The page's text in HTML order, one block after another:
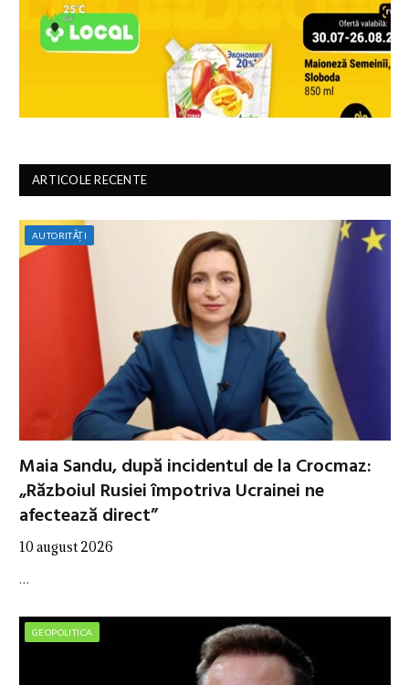
ARTICOLE RECENTE
AUTORITĂȚI
Maia Sandu, după incidentul de la Crocmaz:
„Războiul Rusiei împotriva Ucrainei ne
afectează direct”
10 august 2026
…
GEOPOLITICA